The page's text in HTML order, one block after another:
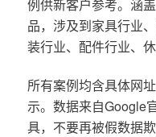
例供新客户参考。涵
品，涉及到家具行业
装行业、配件行业、
所有案例均含具体网
示。数据来自Google
具，不要再被假数据